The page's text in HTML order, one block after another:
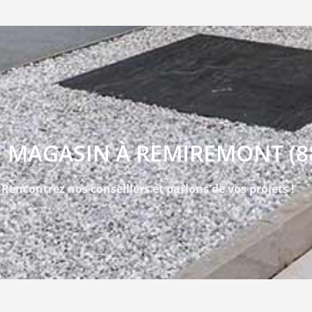
À REMIREMONT
Rencontrez nos conseillers et parlons de vos projets !